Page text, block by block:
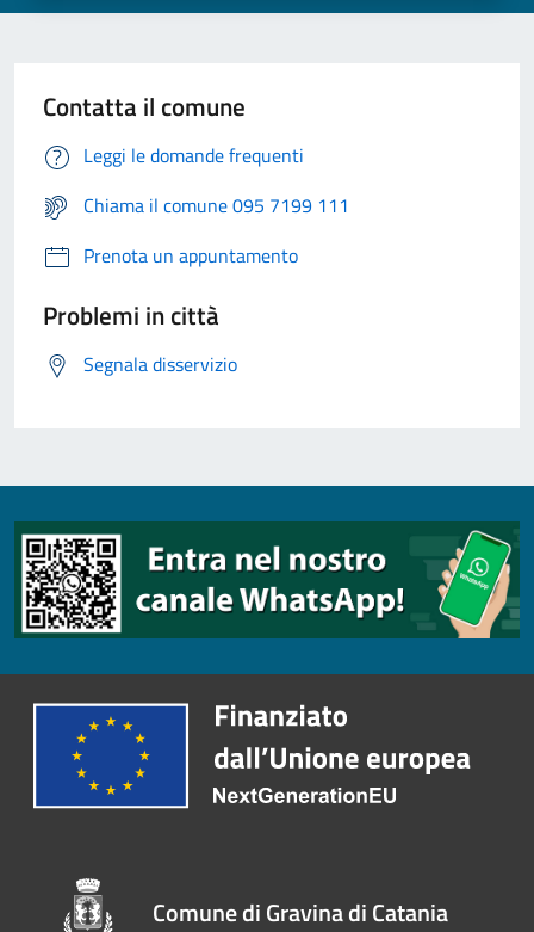
Contatta il comune
Leggi le domande frequenti
Chiama il comune 095 7199 111
Prenota un appuntamento
Problemi in città
Segnala disservizio
Comune di Gravina di Catania